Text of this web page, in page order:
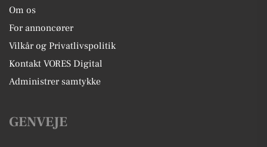
Om os
For annoncører
Vilkår og Privatlivspolitik
Kontakt VORES Digital
Administrer samtykke
GENVEJE